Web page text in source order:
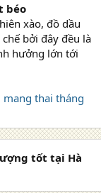
béo
xào, đồ dầu
bởi đây đều là
hưởng lớn tới
thai tháng
tốt tại Hà